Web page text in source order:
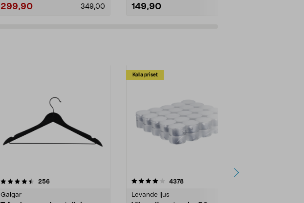
299,90 349,00 149,90
256recensioner
Galgar
Kolla priset
4.0av 5 stjärnor 4378recensioner
Levande ljus
4.5av 5 stjärnor